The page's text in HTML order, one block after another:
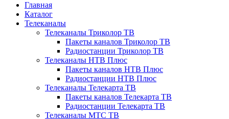
Главная
Каталог
Телеканалы
Телеканалы Триколор ТВ
Пакеты каналов Триколор ТВ
Радиостанции Триколор ТВ
Телеканалы НТВ Плюс
Пакеты каналов НТВ Плюс
Радиостанции НТВ Плюс
Телеканалы Телекарта ТВ
Пакеты каналов Телекарта ТВ
Радиостанции Телекарта ТВ
Телеканалы МТС ТВ